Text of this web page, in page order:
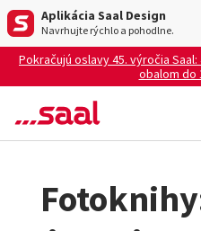
Aplikácia Saal Design
Navrhujte rýchlo a pohodlne.
Pokračujú oslavy 45. výročia
obalom do